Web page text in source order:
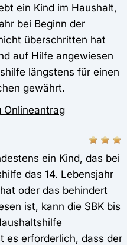
ein Kind im Haushalt,
bei Beginn der
überschritten hat
auf Hilfe angewiesen
längstens für einen
gewährt.
Onlineantrag
ein Kind, das bei
das 14. Lebensjahr
oder das behindert
ist, kann die SBK bis
es erforderlich, dass der